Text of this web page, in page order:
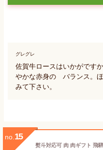
グレグレ
佐賀牛ロースはいかがです
やかな赤身の゙バランス。ほ
みて下さい。
no. 15